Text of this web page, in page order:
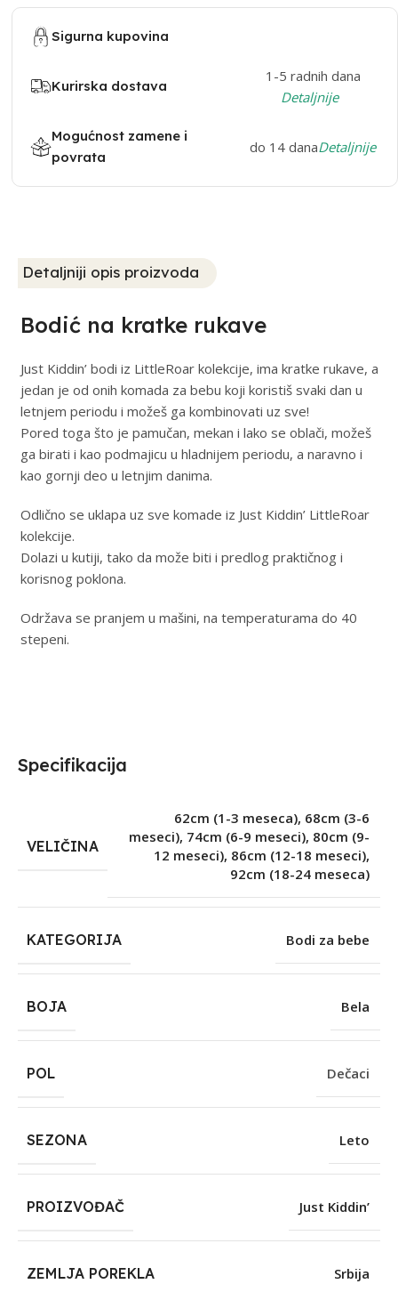
Sigurna kupovina
Kurirska dostava
1-5 radnih dana
Detaljnije
Mogućnost zamene i
povrata
do 14 danaDetaljnije
Detaljniji opis proizvoda
Bodić na kratke rukave
Just Kiddin’ bodi iz LittleRoar kolekcije, ima kratke rukave, a
jedan je od onih komada za bebu koji koristiš svaki dan u
letnjem periodu i možeš ga kombinovati uz sve!
Pored toga što je pamučan, mekan i lako se oblači, možeš
ga birati i kao podmajicu u hladnijem periodu, a naravno i
kao gornji deo u letnjim danima.
Odlično se uklapa uz sve komade iz Just Kiddin’ LittleRoar
kolekcije.
Dolazi u kutiji, tako da može biti i predlog praktičnog i
korisnog poklona.
Održava se pranjem u mašini, na temperaturama do 40
stepeni.
Specifikacija
VELIČINA
62cm (1-3 meseca), 68cm (3-6
meseci), 74cm (6-9 meseci), 80cm (9-
12 meseci), 86cm (12-18 meseci),
92cm (18-24 meseca)
KATEGORIJA Bodi za bebe
BOJA Bela
POL Dečaci
SEZONA Leto
PROIZVOĐAČ Just Kiddin’
ZEMLJA POREKLA Srbija